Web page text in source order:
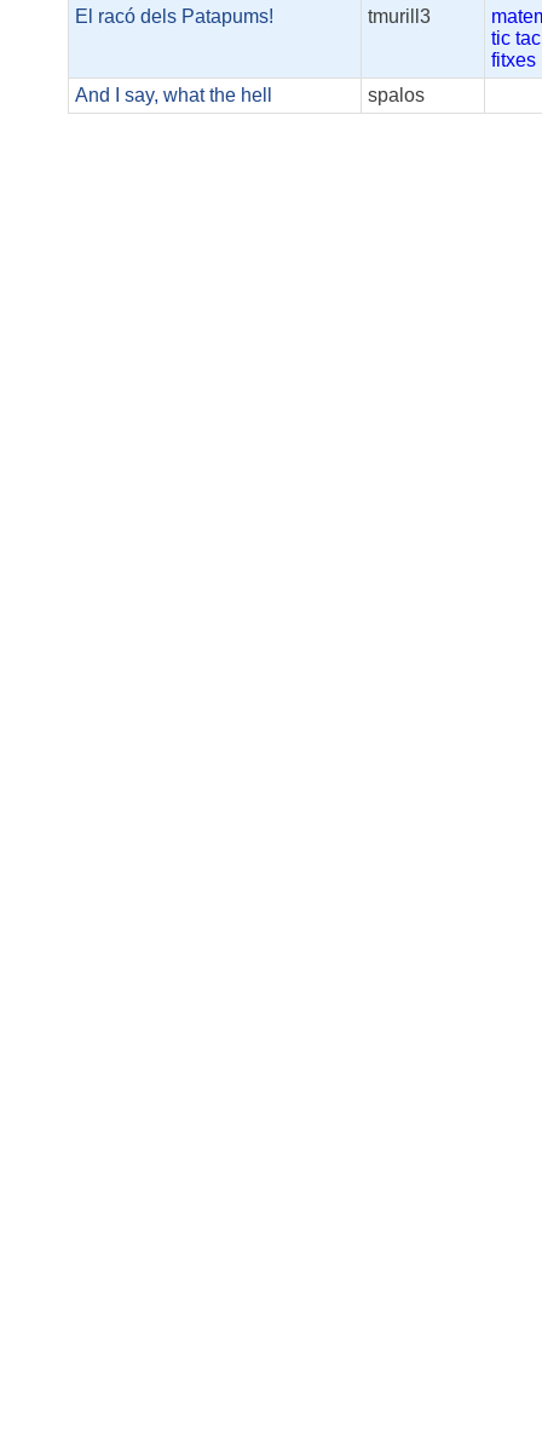
El racó dels Patapums!
tmurill3
tic tac
fitxes
And I say, what the hell
spalos